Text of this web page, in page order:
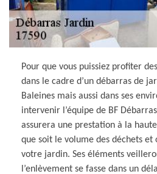
Pour que vous puissiez profiter
dans le cadre d’un débarras de
Baleines mais aussi dans ses
intervenir l’équipe de BF
assurera une prestation à la
que soit le volume des déchets et
votre jardin. Ses éléments
l’enlèvement se fasse dans un